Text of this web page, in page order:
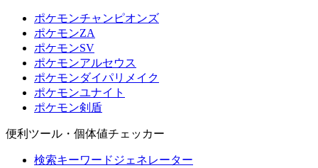
ポケモンチャンピオンズ
ポケモンZA
ポケモンSV
ポケモンアルセウス
ポケモンダイパリメイク
ポケモンユナイト
ポケモン剣盾
便利ツール・個体値チェッカー
検索キーワードジェネレーター